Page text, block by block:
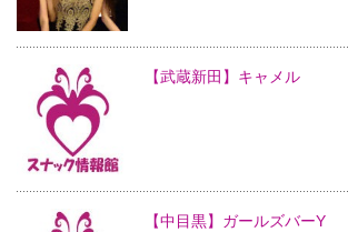
【武蔵新田】キャメル
【中目黒】ガールズバーY